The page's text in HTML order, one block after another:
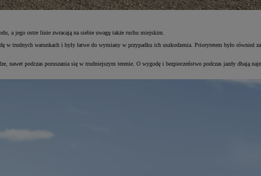
a jego ostre linie zwracają na siebie uwagę także ruchu miejskim.
trudnych warunkach i były łatwe do wymiany w przypadku ich uszkodzenia. Priorytetem było również
podczas poruszania się w trudniejszym terenie. O wygodę i bezpieczeństwo podczas jazdy dbają